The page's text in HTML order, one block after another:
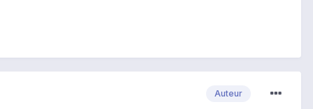
Auteur